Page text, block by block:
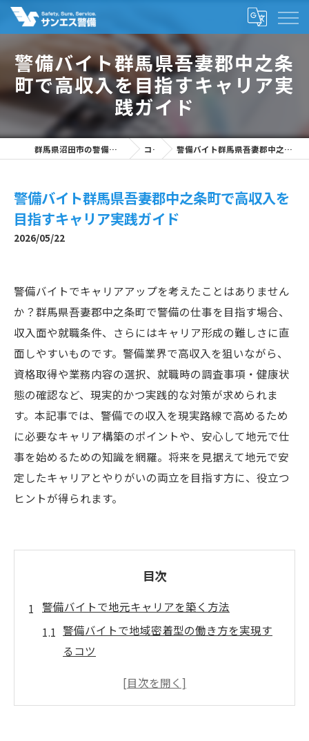
警備バイト群馬県吾妻郡中之条
町で高収入を目指すキャリア実
践ガイド
群馬県沼田市の警備の求人なら株式会社サンエス警備 コラム 警備バイト群馬県吾妻郡中之条町で高収入を目指すキャリア実践ガイド
警備バイト群馬県吾妻郡中之条町で高収入を
目指すキャリア実践ガイド
2026/05/22
警備バイトでキャリアアップを考えたことはありません
か？群馬県吾妻郡中之条町で警備の仕事を目指す場合、
収入面や就職条件、さらにはキャリア形成の難しさに直
面しやすいものです。警備業界で高収入を狙いながら、
資格取得や業務内容の選択、就職時の調査事項・健康状
態の確認など、現実的かつ実践的な対策が求められま
す。本記事では、警備での収入を現実路線で高めるため
に必要なキャリア構築のポイントや、安心して地元で仕
事を始めるための知識を網羅。将来を見据えて地元で安
定したキャリアとやりがいの両立を目指す方に、役立つ
ヒントが得られます。
目次
警備バイトで地元キャリアを築く方法
警備バイトで地域密着型の働き方を実現す
るコツ
警備業界でキャリアアップを目指す最初の